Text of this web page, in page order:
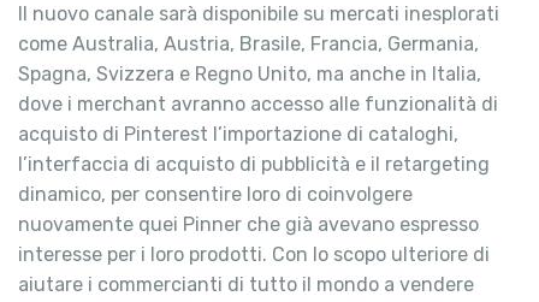
Il nuovo canale sarà disponibile su mercati inesplorati
come Australia, Austria, Brasile, Francia, Germania,
Spagna, Svizzera e Regno Unito, ma anche in Italia,
dove i merchant avranno accesso alle funzionalità di
acquisto di Pinterest l’importazione di cataloghi,
l’interfaccia di acquisto di pubblicità e il retargeting
dinamico, per consentire loro di coinvolgere
nuovamente quei Pinner che già avevano espresso
interesse per i loro prodotti. Con lo scopo ulteriore di
aiutare i commercianti di tutto il mondo a vendere